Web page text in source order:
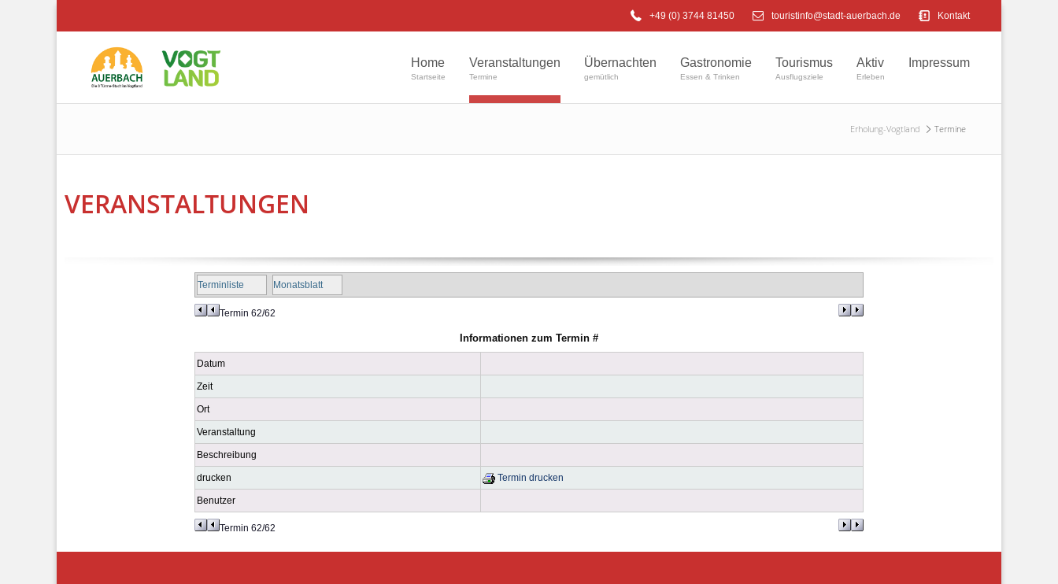
+49 (0) 3744 81450 touristinfo@stadt-auerbach.de Kontakt
Home
Startseite
Veranstaltungen
Termine
Übernachten
gemütlich
Gastronomie
Essen & Trinken
Tourismus
Ausflugsziele
Aktiv
Erleben
Impressum
Erholung-Vogtland Termine
VERANSTALTUNGEN
Terminliste Monatsblatt
Termin 62/62
Informationen zum Termin #
Datum
Zeit
Ort
Veranstaltung
Beschreibung
drucken Termin drucken
Benutzer
Termin 62/62